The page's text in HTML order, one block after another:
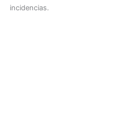
incidencias.